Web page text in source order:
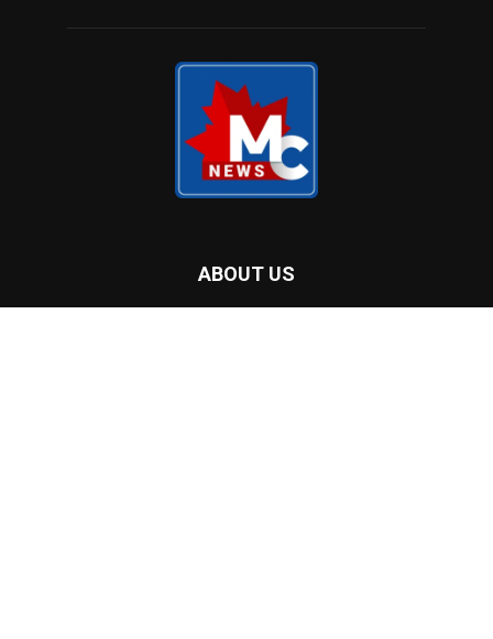
ABOUT US